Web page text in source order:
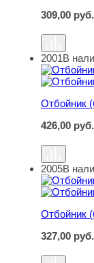
309,00 руб.
Отбойник
2001В
Отбойник
426,00 руб.
Отбойник
2005В
Отбойник
327,00 руб.